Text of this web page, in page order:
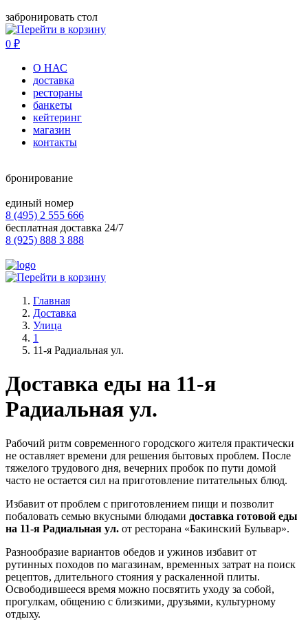
забронировать стол
0 ₽
О НАС
доставка
рестораны
банкеты
кейтеринг
магазин
контакты
бронирование
единый номер
8 (495) 2 555 666
бесплатная доставка 24/7
8 (925) 888 3 888
Главная
Доставка
Улица
1
11-я Радиальная ул.
Доставка еды на 11-я
Радиальная ул.
Рабочий ритм современного городского жителя практически
не оставляет времени для решения бытовых проблем. После
тяжелого трудового дня, вечерних пробок по пути домой
часто не остается сил на приготовление питательных блюд.
Избавит от проблем с приготовлением пищи и позволит
побаловать семью вкусными блюдами доставка готовой еды
на 11-я Радиальная ул. от ресторана «Бакинский Бульвар».
Разнообразие вариантов обедов и ужинов избавит от
рутинных походов по магазинам, временных затрат на поиск
рецептов, длительного стояния у раскаленной плиты.
Освободившееся время можно посвятить уходу за собой,
прогулкам, общению с близкими, друзьями, культурному
отдыху.